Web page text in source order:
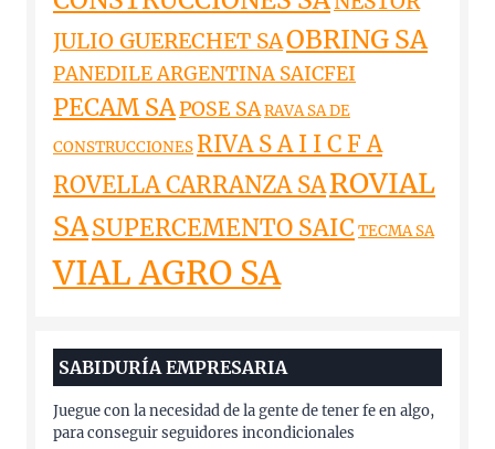
JULIO GUERECHET SAOBRING SA
PANEDILE ARGENTINA SAICFEI
PECAM SAPOSE SARAVA SA DE
CONSTRUCCIONES RIVA S A I I C F A
ROVELLA CARRANZA SAROVIAL
SASUPERCEMENTO SAIC TECMA SA
VIAL AGRO SA
SABIDURÍA EMPRESARIA
Juegue con la necesidad de la gente de tener fe en algo,
para conseguir seguidores incondicionales